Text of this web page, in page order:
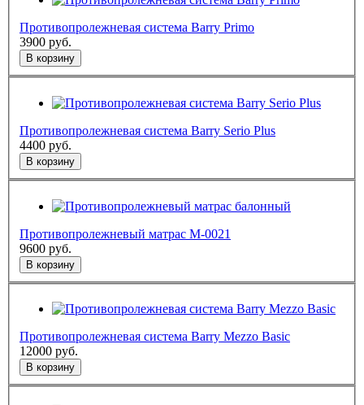
Противопролежневая система Barry Primo
3900 руб.
В корзину
Противопролежневая система Barry Serio Plus
4400 руб.
В корзину
Противопролежневый матрас М-0021
9600 руб.
В корзину
Противопролежневая система Barry Mezzo Basic
12000 руб.
В корзину